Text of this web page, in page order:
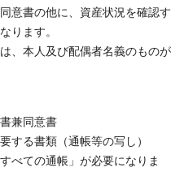
意書の他に、資産状況を確認す
ります。
、本人及び配偶者名義のものが
兼同意書
する書類（通帳等の写し）
ての通帳」が必要になりま